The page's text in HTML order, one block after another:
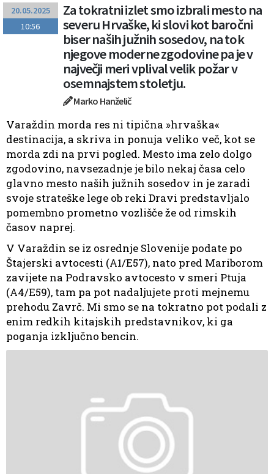
20.05.2025
10:56
Za tokratni izlet smo izbrali mesto na
severu Hrvaške, ki slovi kot baročni
biser naših južnih sosedov, na tok
njegove moderne zgodovine pa je v
največji meri vplival velik požar v
osemnajstem stoletju.
Marko Hanželič
Varaždin morda res ni tipična »hrvaška«
destinacija, a skriva in ponuja veliko več, kot se
morda zdi na prvi pogled. Mesto ima zelo dolgo
zgodovino, navsezadnje je bilo nekaj časa celo
glavno mesto naših južnih sosedov in je zaradi
svoje strateške lege ob reki Dravi predstavljalo
pomembno prometno vozlišče že od rimskih
časov naprej.
V Varaždin se iz osrednje Slovenije podate po
Štajerski avtocesti (A1/E57), nato pred Mariborom
zavijete na Podravsko avtocesto v smeri Ptuja
(A4/E59), tam pa pot nadaljujete proti mejnemu
prehodu Zavrč. Mi smo se na tokratno pot podali z
enim redkih kitajskih predstavnikov, ki ga
poganja izključno bencin.